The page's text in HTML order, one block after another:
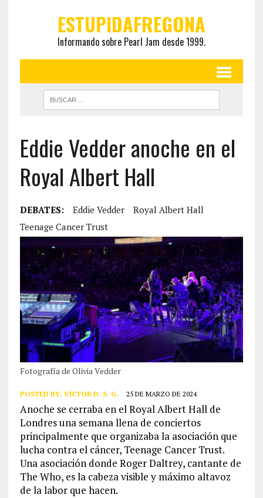
ESTUPIDAFREGONA
Informando sobre Pearl Jam desde 1999.
Eddie Vedder anoche en el
Royal Albert Hall
DEBATES: Eddie Vedder
Royal Albert Hall
Teenage Cancer Trust
Fotografía de Olivia Vedder
POSTED BY: VÍCTOR D. S. G. 25 DE MARZO DE 2024
Anoche se cerraba en el Royal Albert Hall de
Londres una semana llena de conciertos
principalmente que organizaba la asociación que
lucha contra el cáncer, Teenage Cancer Trust.
Una asociación donde Roger Daltrey, cantante de
The Who, es la cabeza visible y máximo altavoz
de la labor que hacen.